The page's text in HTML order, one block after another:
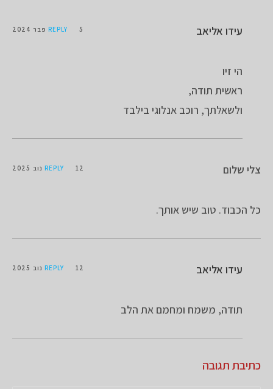
עידו אליאב REPLY 5 פבר 2024
הי זיו
ראשית תודה,
ולשאלתך, רוכב אנלוגי בילבד
צלי שלום REPLY 12 נוב 2025
כל הכבוד. טוב שיש אותך.
עידו אליאב REPLY 12 נוב 2025
תודה, משמח ומחמם את הלב
כתיבת תגובה